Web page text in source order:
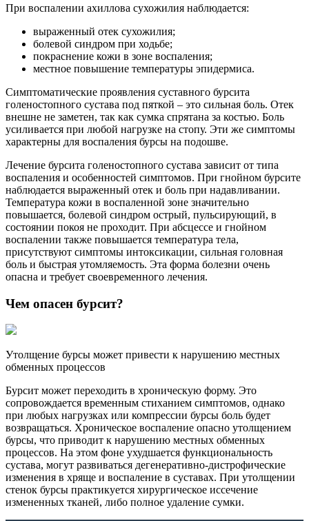
При воспалении ахиллова сухожилия наблюдается:
выраженный отек сухожилия;
болевой синдром при ходьбе;
покраснение кожи в зоне воспаления;
местное повышение температуры эпидермиса.
Симптоматические проявления суставного бурсита
голеностопного сустава под пяткой – это сильная боль. Отек
внешне не заметен, так как сумка спрятана за костью. Боль
усиливается при любой нагрузке на стопу. Эти же симптомы
характерны для воспаления бурсы на подошве.
Лечение бурсита голеностопного сустава зависит от типа
воспаления и особенностей симптомов. При гнойном бурсите
наблюдается выраженный отек и боль при надавливании.
Температура кожи в воспаленной зоне значительно
повышается, болевой синдром острый, пульсирующий, в
состоянии покоя не проходит. При абсцессе и гнойном
воспалении также повышается температура тела,
присутствуют симптомы интоксикации, сильная головная
боль и быстрая утомляемость. Эта форма болезни очень
опасна и требует своевременного лечения.
Чем опасен бурсит?
Утолщение бурсы может привести к нарушению местных
обменных процессов
Бурсит может переходить в хроническую форму. Это
сопровождается временным стиханием симптомов, однако
при любых нагрузках или компрессии бурсы боль будет
возвращаться. Хроническое воспаление опасно утолщением
бурсы, что приводит к нарушению местных обменных
процессов. На этом фоне ухудшается функциональность
сустава, могут развиваться дегенеративно-дистрофические
изменения в хряще и воспаление в суставах. При утолщении
стенок бурсы практикуется хирургическое иссечение
измененных тканей, либо полное удаление сумки.